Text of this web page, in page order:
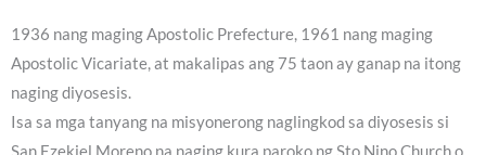
1936 nang maging Apostolic Prefecture, 1961 nang maging
Apostolic Vicariate, at makalipas ang 75 taon ay ganap na itong
naging diyosesis.
Isa sa mga tanyang na misyonerong naglingkod sa diyosesis si